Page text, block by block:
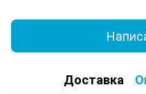
Доставка